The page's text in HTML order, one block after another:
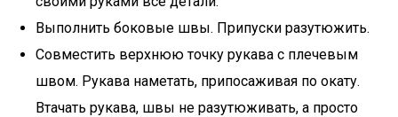
Выполнить боковые швы. Припуски разутюжить.
Совместить верхнюю точку рукава с плечевым
швом. Рукава наметать, припосаживая по окату.
Втачать рукава, швы не разутюживать, а просто